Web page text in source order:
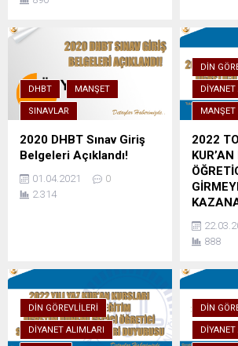
DHBT MANŞET
SINAVLAR
2020 DHBT Sınav Giriş
Belgeleri Açıklandı!
01.04.2021
0
2.314
DIN
MANŞET
2022
LİSTE
888
DIN GÖREVLILERI
DIYANET ALIMLARI
DIN